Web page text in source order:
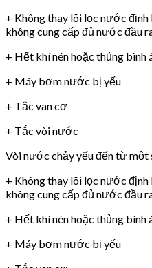
+ Không thay lõi lọc nước
không cung cấp đủ nước đầu
+ Hết khí nén hoặc thủng bình
+ Máy bơm nước bị yếu
+ Tắc van cơ
+ Tắc vòi nước
Vòi nước chảy yếu đến từ một
+ Không thay lõi lọc nước
không cung cấp đủ nước đầu
+ Hết khí nén hoặc thủng bình
+ Máy bơm nước bị yếu